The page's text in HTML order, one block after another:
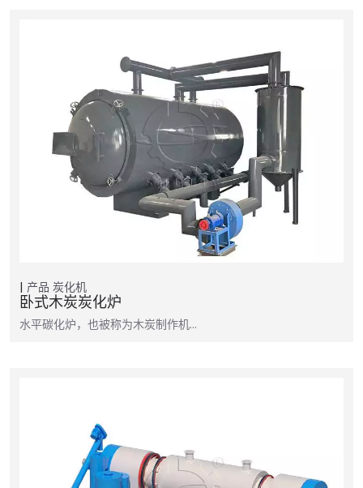
产品 炭化机
卧式木炭炭化炉
水平碳化炉，也被称为木炭制作机...